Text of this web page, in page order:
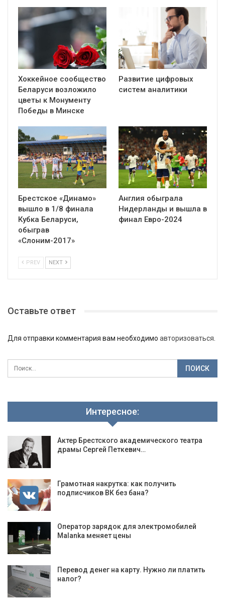
Хоккейное сообщество
Беларуси возложило
цветы к Монументу
Победы в Минске
Развитие цифровых
систем аналитики
Брестское «Динамо»
вышло в 1/8 финала
Кубка Беларуси,
обыграв
«Слоним-2017»
Англия обыграла
Нидерланды и вышла в
финал Евро-2024
PREV NEXT
Оставьте ответ
Для отправки комментария вам необходимо авторизоваться
Интересное:
Актер Брестского академического театра
драмы Сергей Петкевич…
Грамотная накрутка: как получить
подписчиков ВК без бана?
Оператор зарядок для электромобилей
Malanka меняет цены
Перевод денег на карту. Нужно ли платить
налог?